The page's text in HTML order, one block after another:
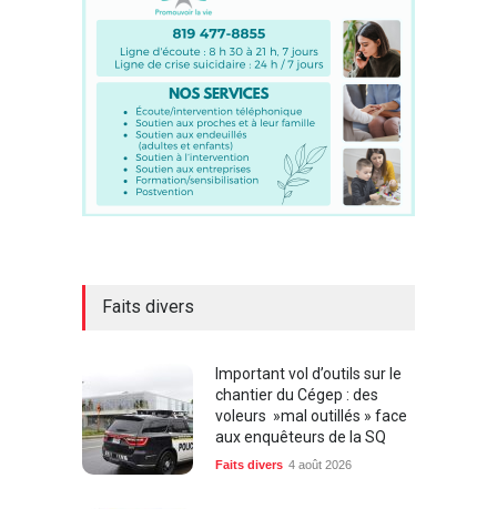
Faits divers
Important vol d’outils sur le
chantier du Cégep : des
voleurs »mal outillés » face
aux enquêteurs de la SQ
Faits divers 4 août 2026